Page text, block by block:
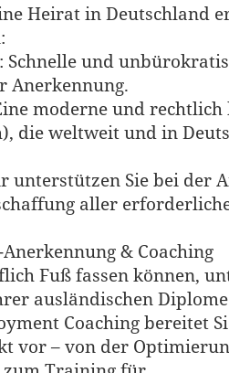
Heirat in Deutschland
Schnelle und
Anerkennung.
moderne und
die weltweit und in
unterstützen Sie bei der
aller
& Coaching
Fuß fassen können,
ausländischen
Coaching bereitet
vor – von der